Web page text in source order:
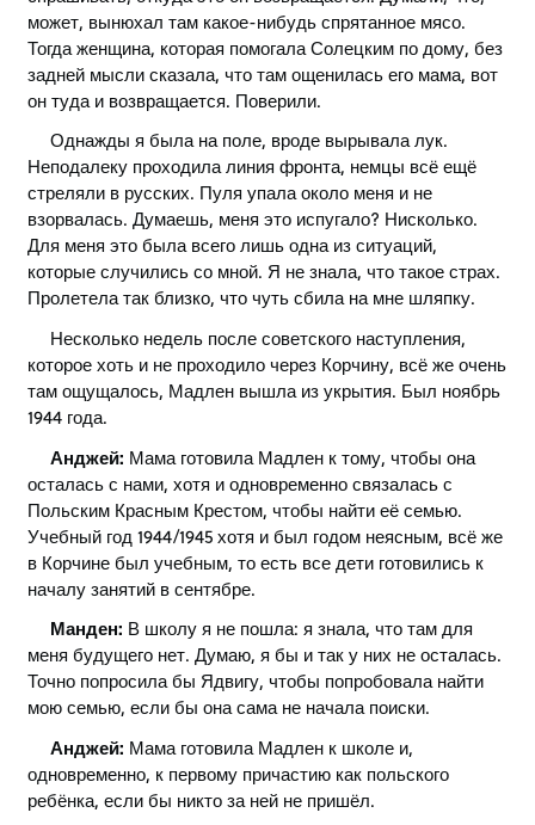
может, вынюхал там какое-нибудь спрятанное мясо.
Тогда женщина, которая помогала Солецким по дому, без
задней мысли сказала, что там ощенилась его мама, вот
он туда и возвращается. Поверили.
Однажды я была на поле, вроде вырывала лук.
Неподалеку проходила линия фронта, немцы всё ещё
стреляли в русских. Пуля упала около меня и не
взорвалась. Думаешь, меня это испугало? Нисколько.
Для меня это была всего лишь одна из ситуаций,
которые случились со мной. Я не знала, что такое страх.
Пролетела так близко, что чуть сбила на мне шляпку.
Несколько недель после советского наступления,
которое хоть и не проходило через Корчину, всё же очень
там ощущалось, Мадлен вышла из укрытия. Был ноябрь
1944 года.
Анджей: Мама готовила Мадлен к тому, чтобы она
осталась с нами, хотя и одновременно связалась с
Польским Красным Крестом, чтобы найти её семью.
Учебный год 1944/1945 хотя и был годом неясным, всё же
в Корчине был учебным, то есть все дети готовились к
началу занятий в сентябре.
Манден: В школу я не пошла: я знала, что там для
меня будущего нет. Думаю, я бы и так у них не осталась.
Точно попросила бы Ядвигу, чтобы попробовала найти
мою семью, если бы она сама не начала поиски.
Анджей: Мама готовила Мадлен к школе и,
одновременно, к первому причастию как польского
ребёнка, если бы никто за ней не пришёл.